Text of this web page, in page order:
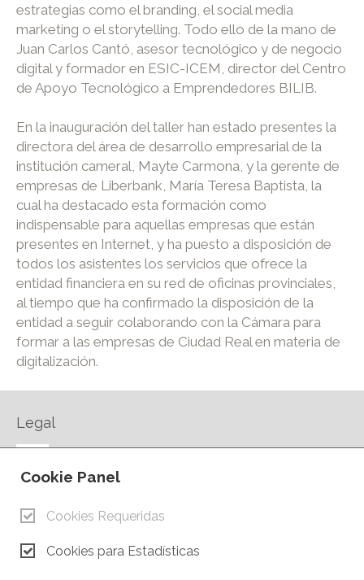
estrategias como el branding, el social media
marketing o el storytelling. Todo ello de la mano de
Juan Carlos Cantó, asesor tecnológico y de negocio
digital y formador en ESIC-ICEM, director del Centro
de Apoyo Tecnológico a Emprendedores BILIB.
En la inauguración del taller han estado presentes la
directora del área de desarrollo empresarial de la
institución cameral, Mayte Carmona, y la gerente de
empresas de Liberbank, María Teresa Baptista, la
cual ha destacado esta formación como
indispensable para aquellas empresas que están
presentes en Internet, y ha puesto a disposición de
todos los asistentes los servicios que ofrece la
entidad financiera en su red de oficinas provinciales,
al tiempo que ha confirmado la disposición de la
entidad a seguir colaborando con la Cámara para
formar a las empresas de Ciudad Real en materia de
digitalización.
Legal
AVISO LEGAL
CONTACTO
Cookie Panel
Cookies Requeridas
Cookies para Estadísticas